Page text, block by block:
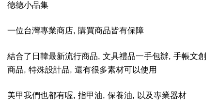
德德小品集
一位台灣專業商店, 購買商品皆有保障
結合了日韓最新流行商品, 文具禮品一手包辦, 手帳文創
商品, 特殊設計品, 還有很多素材可以使用
美甲我們也都有喔, 指甲油, 保養油, 以及專業器材